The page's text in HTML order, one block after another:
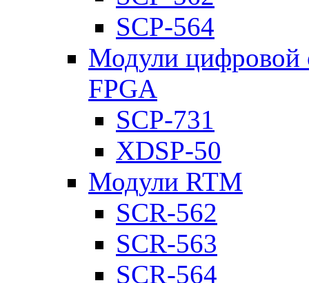
SCP-564
Модули цифровой
FPGA
SCP-731
XDSP-50
Модули RTM
SCR-562
SCR-563
SCR-564